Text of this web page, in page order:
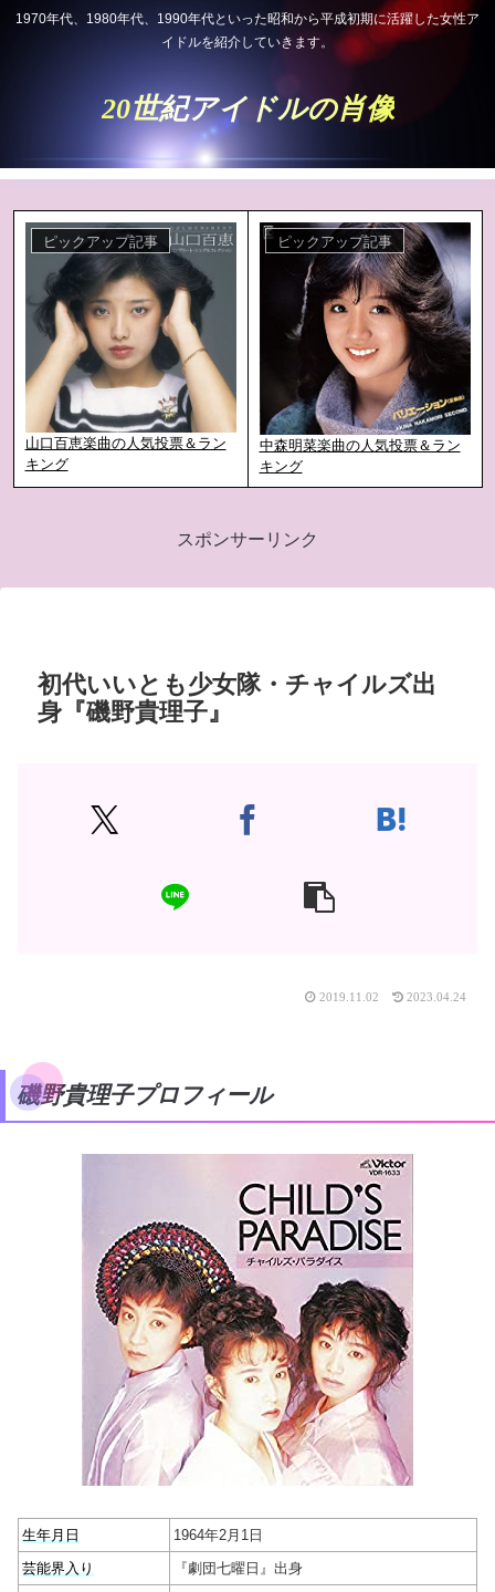
1970年代、1980年代、1990年代といった昭和から平成初期に活躍した女性ア
イドルを紹介していきます。
20世紀アイドルの肖像
ピックアップ記事
山口百恵楽曲の人気投票＆ラン
キング
ピックアップ記事
中森明菜楽曲の人気投票＆ラン
キング
スポンサーリンク
初代いいとも少女隊・チャイルズ出
身『磯野貴理子』
2019.11.02 2023.04.24
磯野貴理子プロフィール
生年月日
1964年2月1日
芸能界入り
『劇団七曜日』出身